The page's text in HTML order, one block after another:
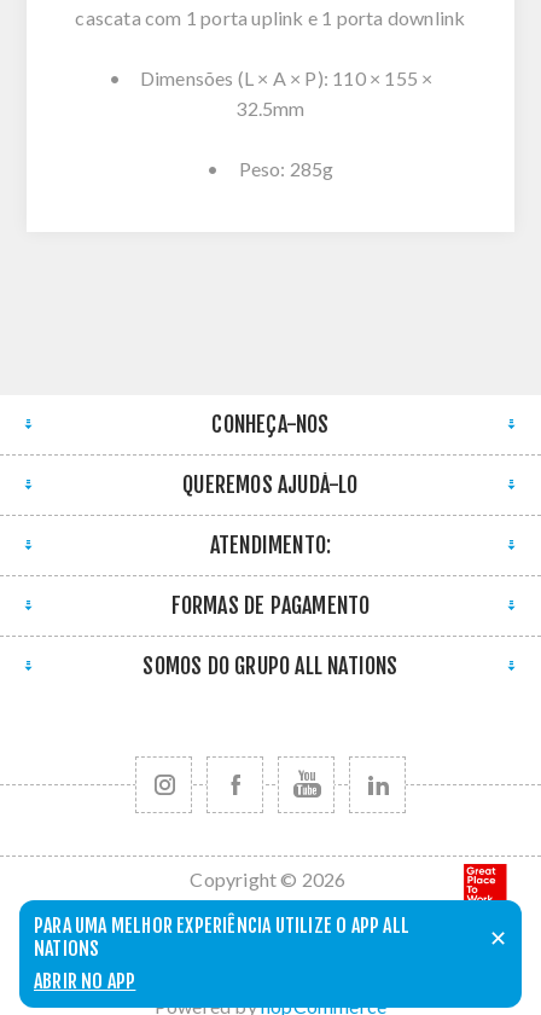
PARA UMA MELHOR EXPERIÊNCIA UTILIZE O APP ALL
NATIONS
✕
ABRIR NO APP
cascata com 1 porta uplink e 1 porta downlink
• Dimensões (L × A × P): 110 × 155 ×
32.5mm
• Peso: 285g
CONHEÇA-NOS
QUEREMOS AJUDÁ-LO
ATENDIMENTO:
FORMAS DE PAGAMENTO
SOMOS DO GRUPO ALL NATIONS
Copyright © 2026
All Nations. Todos
os direitos
Powered bynopCommerce